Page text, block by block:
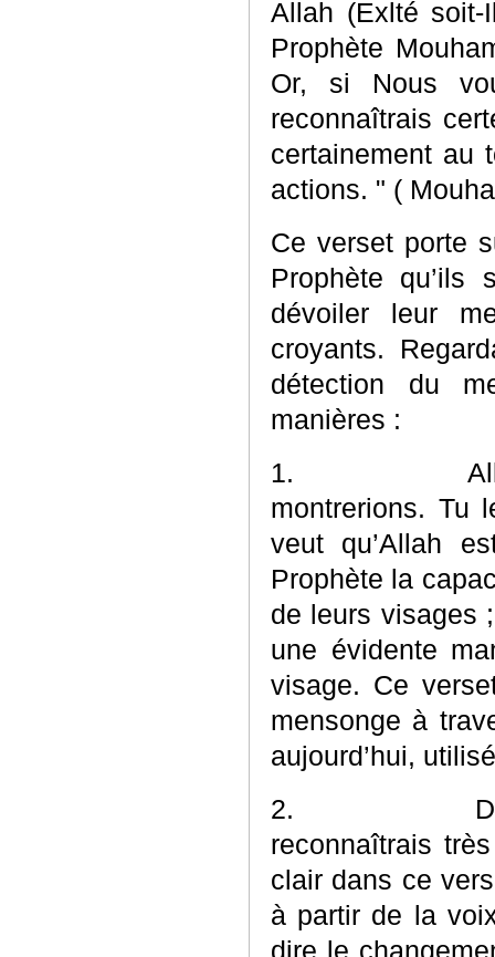
Allah (Exlté
Prophète
Or, si Nous
reconnaîtrais
certainement au
actions. " (
Ce verset porte
Prophète qu’ils
dévoiler leur
croyants.
détection du
manières :
1.
montrerions. Tu
veut qu’Allah
Prophète la
de leurs visages
une évidente
visage. Ce
mensonge à
aujourd’hui,
2.
reconnaîtrais
clair dans ce
à partir de la
dire le